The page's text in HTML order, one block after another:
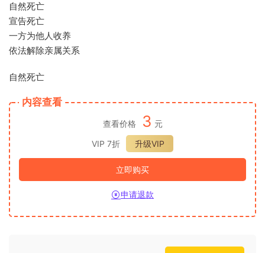
自然死亡
宣告死亡
一方为他人收养
依法解除亲属关系
自然死亡
内容查看
查看价格 3 元
VIP 7折
升级VIP
立即购买
申请退款